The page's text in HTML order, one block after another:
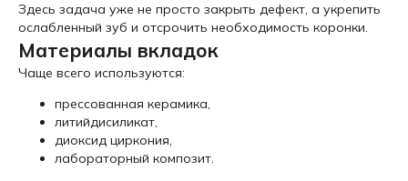
Здесь задача уже не просто закрыть дефект, а укрепить
ослабленный зуб и отсрочить необходимость коронки.
Материалы вкладок
Чаще всего используются:
прессованная керамика,
литийдисиликат,
диоксид циркония,
лабораторный композит.